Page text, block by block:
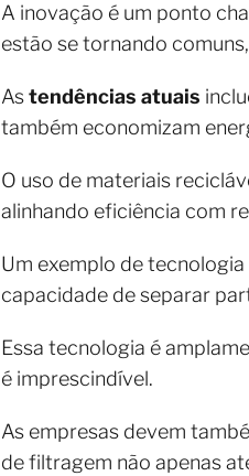
A inovação é um ponto
estão se tornando
Astendências atuais
também economizam
O uso de materiais
alinhando eficiência com
Um exemplo de
capacidade de separar
Essa tecnologia é
é imprescindível.
As empresas devem
de filtragem não apenas